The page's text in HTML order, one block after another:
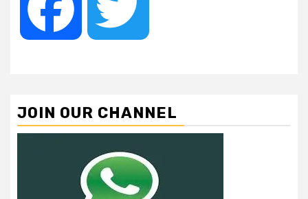
Facebook
JOIN OUR CHANNEL